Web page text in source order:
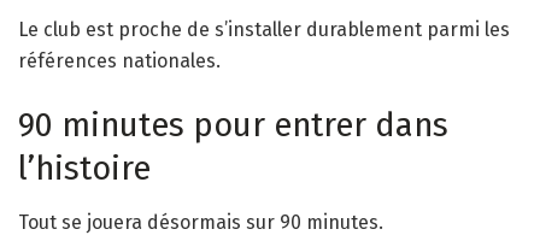
Le club est proche de s’installer durablement parmi les
références nationales.
90 minutes pour entrer dans
l’histoire
Tout se jouera désormais sur 90 minutes.